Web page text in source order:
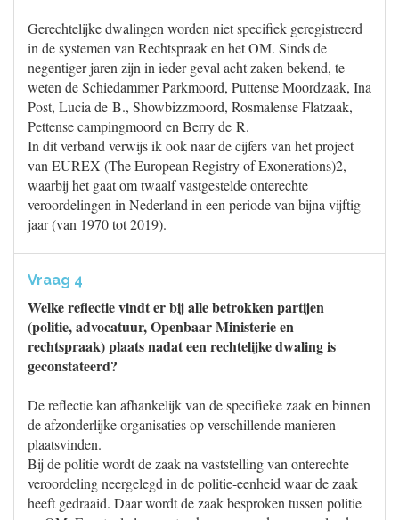
Gerechtelijke dwalingen worden niet specifiek geregistreerd
in de systemen van Rechtspraak en het OM. Sinds de
negentiger jaren zijn in ieder geval acht zaken bekend, te
weten de Schiedammer Parkmoord, Puttense Moordzaak, Ina
Post, Lucia de B., Showbizzmoord, Rosmalense Flatzaak,
Pettense campingmoord en Berry de R.
In dit verband verwijs ik ook naar de cijfers van het project
van EUREX (The European Registry of Exonerations)2,
waarbij het gaat om twaalf vastgestelde onterechte
veroordelingen in Nederland in een periode van bijna vijftig
jaar (van 1970 tot 2019).
Vraag 4
Welke reflectie vindt er bij alle betrokken partijen
(politie, advocatuur, Openbaar Ministerie en
rechtspraak) plaats nadat een rechtelijke dwaling is
geconstateerd?
De reflectie kan afhankelijk van de specifieke zaak en binnen
de afzonderlijke organisaties op verschillende manieren
plaatsvinden.
Bij de politie wordt de zaak na vaststelling van onterechte
veroordeling neergelegd in de politie-eenheid waar de zaak
heeft gedraaid. Daar wordt de zaak besproken tussen politie